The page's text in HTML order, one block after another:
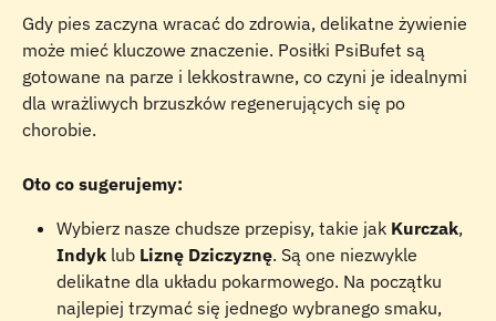
Gdy pies zaczyna wracać do zdrowia, delikatne żywienie
może mieć kluczowe znaczenie. Posiłki PsiBufet są
gotowane na parze i lekkostrawne, co czyni je idealnymi
dla wrażliwych brzuszków regenerujących się po
chorobie.
Oto co sugerujemy:
Wybierz nasze chudsze przepisy, takie jak Kurczak,
Indyk lub Liznę Dziczyznę. Są one niezwykle
delikatne dla układu pokarmowego. Na początku
najlepiej trzymać się jednego wybranego smaku,